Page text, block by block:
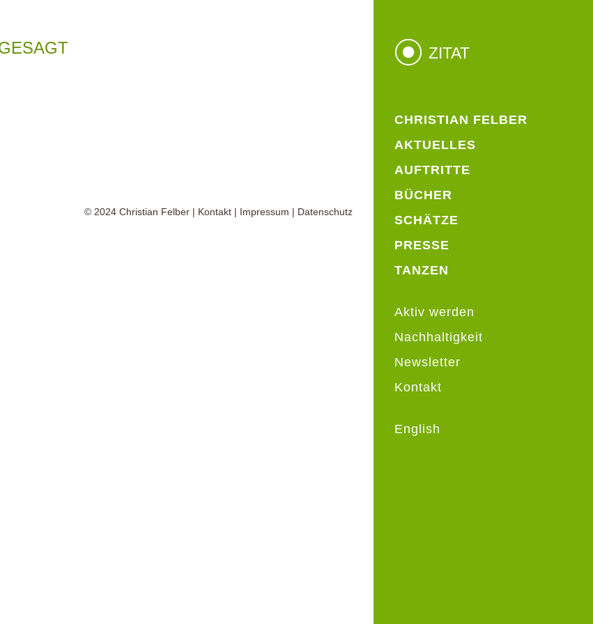
CHRISTIAN FELBER
AKTUELLES
AUFTRITTE
BÜCHER
SCHÄTZE
PRESSE
TANZEN
Aktiv werden
Nachhaltigkeit
Newsletter
Kontakt
English
ZITAT
© 2024 Christian Felber | Kontakt | Impressum | Datenschutz